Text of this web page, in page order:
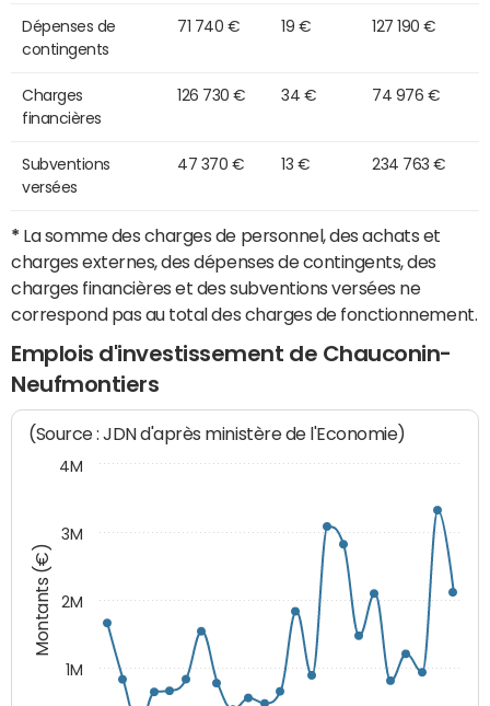
Dépenses de
contingents
71 740 € 19 € 127 190 €
Charges
financières
126 730 € 34 € 74 976 €
Subventions
versées
47 370 € 13 € 234 763 €
* La somme des charges de personnel, des achats et
charges externes, des dépenses de contingents, des
charges financières et des subventions versées ne
correspond pas au total des charges de fonctionnement.
Emplois d'investissement de Chauconin-
Neufmontiers
Montants (€)
(Source : JDN d'après ministère de l'Economie)
1M
2M
3M
4M